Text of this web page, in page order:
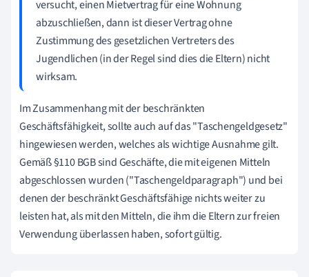
versucht, einen Mietvertrag für eine Wohnung
abzuschließen, dann ist dieser Vertrag ohne
Zustimmung des gesetzlichen Vertreters des
Jugendlichen (in der Regel sind dies die Eltern) nicht
wirksam.
Im Zusammenhang mit der beschränkten
Geschäftsfähigkeit, sollte auch auf das "Taschengeldgesetz"
hingewiesen werden, welches als wichtige Ausnahme gilt.
Gemäß §110 BGB sind Geschäfte, die mit eigenen Mitteln
abgeschlossen wurden ("Taschengeldparagraph") und bei
denen der beschränkt Geschäftsfähige nichts weiter zu
leisten hat, als mit den Mitteln, die ihm die Eltern zur freien
Verwendung überlassen haben, sofort gültig.